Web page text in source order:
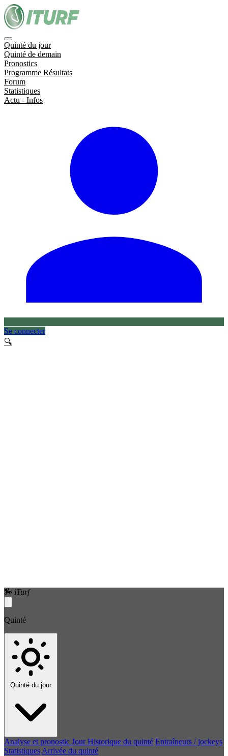
Quinté du jour
Quinté de demain
Pronostics
Programme Résultats
Forum
Statistiques
Actu - Infos
Se connecter
🔍
🏇 iTurf
Quinté
Quinté du jour
Analyse et pronostic Jour Historique du quinté Entraîneurs / jockeys
Statistiques Arrivée du quinté